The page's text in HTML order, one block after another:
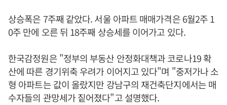
상승폭은 7주째 같았다. 서울 아파트 매매가격은 6월2주 1
0주 만에 오른 뒤 18주째 상승세를 이어가고 있다.
한국감정원은 "정부의 부동산 안정화대책과 코로나19 확
산에 따른 경기위축 우려가 이어지고 있다"며 "중저가나 소
형 아파트는 값이 올랐지만 강남구의 재건축단지에서는 매
수자들의 관망세가 짙어졌다"고 설명했다.